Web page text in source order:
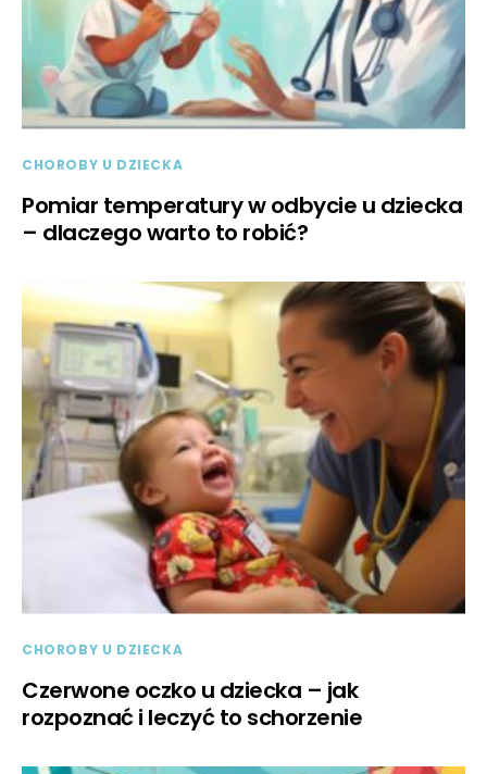
CHOROBY U DZIECKA
Pomiar temperatury w odbycie u dziecka
– dlaczego warto to robić?
CHOROBY U DZIECKA
Czerwone oczko u dziecka – jak
rozpoznać i leczyć to schorzenie